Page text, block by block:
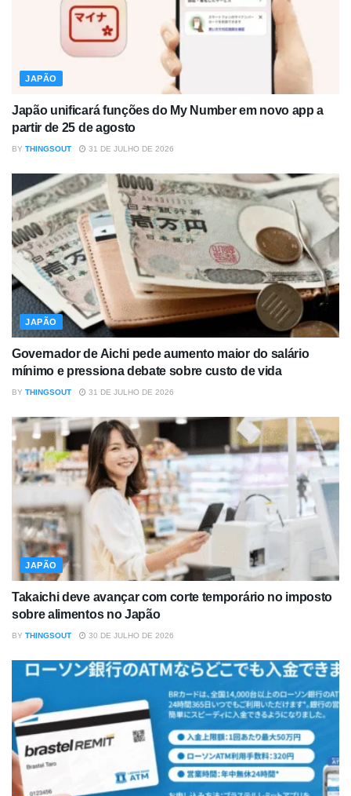
JAPÃO
Japão unificará funções do My Number em novo app a
partir de 25 de agosto
BY THINGSOUT 31 DE JULHO DE 2026
JAPÃO
Governador de Aichi pede aumento maior do salário
mínimo e pressiona debate sobre custo de vida
BY THINGSOUT 31 DE JULHO DE 2026
JAPÃO
Takaichi deve avançar com corte temporário no imposto
sobre alimentos no Japão
BY THINGSOUT 30 DE JULHO DE 2026